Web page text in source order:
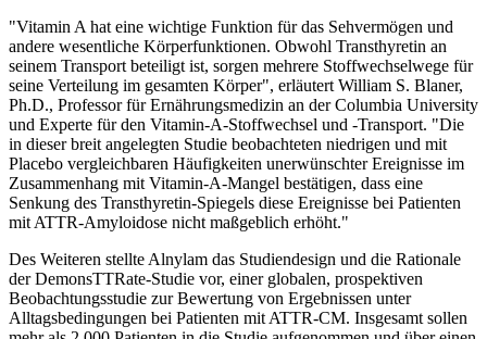
"Vitamin A hat eine wichtige Funktion für das Sehvermögen und
andere wesentliche Körperfunktionen. Obwohl Transthyretin an
seinem Transport beteiligt ist, sorgen mehrere Stoffwechselwege für
seine Verteilung im gesamten Körper", erläutert William S. Blaner,
Ph.D., Professor für Ernährungsmedizin an der Columbia University
und Experte für den Vitamin-A-Stoffwechsel und -Transport. "Die
in dieser breit angelegten Studie beobachteten niedrigen und mit
Placebo vergleichbaren Häufigkeiten unerwünschter Ereignisse im
Zusammenhang mit Vitamin-A-Mangel bestätigen, dass eine
Senkung des Transthyretin-Spiegels diese Ereignisse bei Patienten
mit ATTR-Amyloidose nicht maßgeblich erhöht."
Des Weiteren stellte Alnylam das Studiendesign und die Rationale
der DemonsTTRate-Studie vor, einer globalen, prospektiven
Beobachtungsstudie zur Bewertung von Ergebnissen unter
Alltagsbedingungen bei Patienten mit ATTR-CM. Insgesamt sollen